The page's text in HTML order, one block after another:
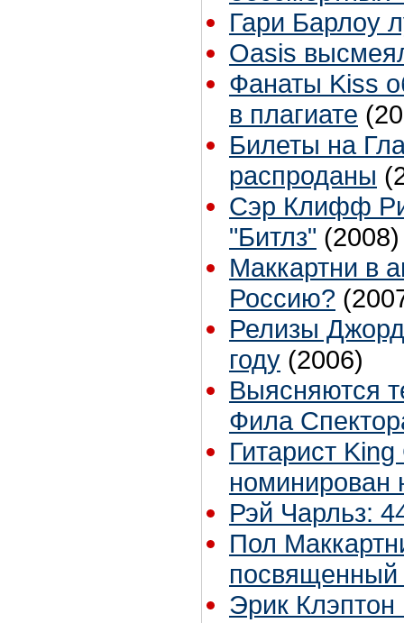
Гари Барлоу
Oasis
Фанаты Kiss
в плагиате
Билеты на
распроданы
Сэр Клифф
"Битлз" (2008)
Маккартни в
Россию?
Релизы
году (2006)
Выясняются
Фила
Гитарист
Рэй Чарльз:
Пол
посвященный
Эрик Клэптон